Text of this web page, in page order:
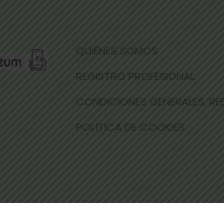
QUIÉNES SOMOS
REGISTRO PROFESIONAL
CONDICIONES GENERALES,
POLÍTICA DE COOKIES